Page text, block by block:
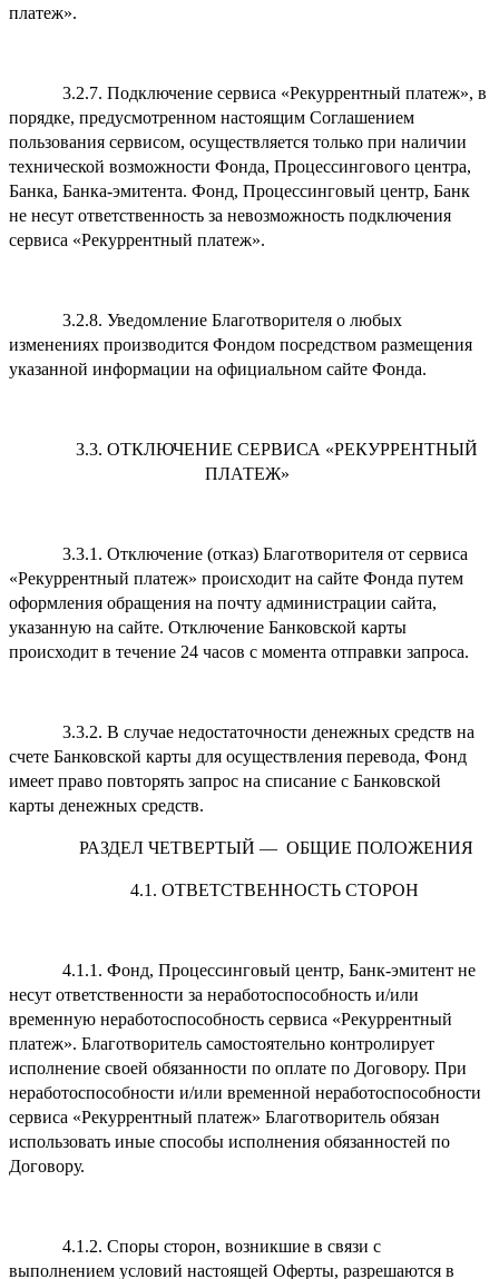
платеж».
3.2.7. Подключение сервиса «Рекуррентный платеж», в
порядке, предусмотренном настоящим Соглашением
пользования сервисом, осуществляется только при наличии
технической возможности Фонда, Процессингового центра,
Банка, Банка-эмитента. Фонд, Процессинговый центр, Банк
не несут ответственность за невозможность подключения
сервиса «Рекуррентный платеж».
3.2.8. Уведомление Благотворителя о любых
изменениях производится Фондом посредством размещения
указанной информации на официальном сайте Фонда.
3.3. ОТКЛЮЧЕНИЕ СЕРВИСА «РЕКУРРЕНТНЫЙ
ПЛАТЕЖ»
3.3.1. Отключение (отказ) Благотворителя от сервиса
«Рекуррентный платеж» происходит на сайте Фонда путем
оформления обращения на почту администрации сайта,
указанную на сайте. Отключение Банковской карты
происходит в течение 24 часов с момента отправки запроса.
3.3.2. В случае недостаточности денежных средств на
счете Банковской карты для осуществления перевода, Фонд
имеет право повторять запрос на списание с Банковской
карты денежных средств.
РАЗДЕЛ ЧЕТВЕРТЫЙ — ОБЩИЕ ПОЛОЖЕНИЯ
4.1. ОТВЕТСТВЕННОСТЬ СТОРОН
4.1.1. Фонд, Процессинговый центр, Банк-эмитент не
несут ответственности за неработоспособность и/или
временную неработоспособность сервиса «Рекуррентный
платеж». Благотворитель самостоятельно контролирует
исполнение своей обязанности по оплате по Договору. При
неработоспособности и/или временной неработоспособности
сервиса «Рекуррентный платеж» Благотворитель обязан
использовать иные способы исполнения обязанностей по
Договору.
4.1.2. Споры сторон, возникшие в связи с
выполнением условий настоящей Оферты, разрешаются в